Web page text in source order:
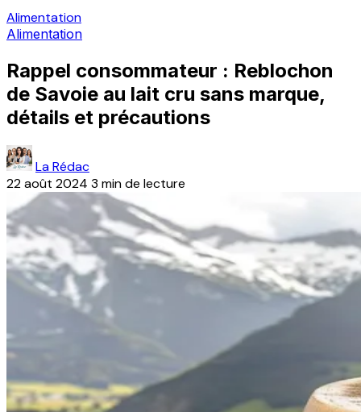
Alimentation
Alimentation
Rappel consommateur : Reblochon
de Savoie au lait cru sans marque,
détails et précautions
La Rédac
22 août 2024 3 min de lecture